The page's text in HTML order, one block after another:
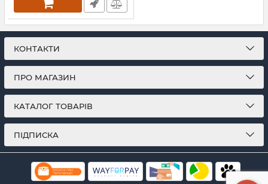
КОНТАКТИ
ПРО МАГАЗИН
КАТАЛОГ ТОВАРІВ
ПІДПИСКА